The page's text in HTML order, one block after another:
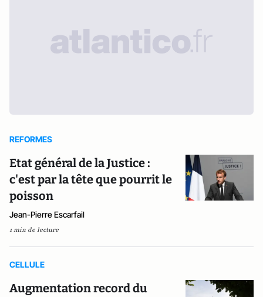
REFORMES
Etat général de la Justice :
c'est par la tête que pourrit le
poisson
Jean-Pierre Escarfail
1 min de lecture
CELLULE
Augmentation record du